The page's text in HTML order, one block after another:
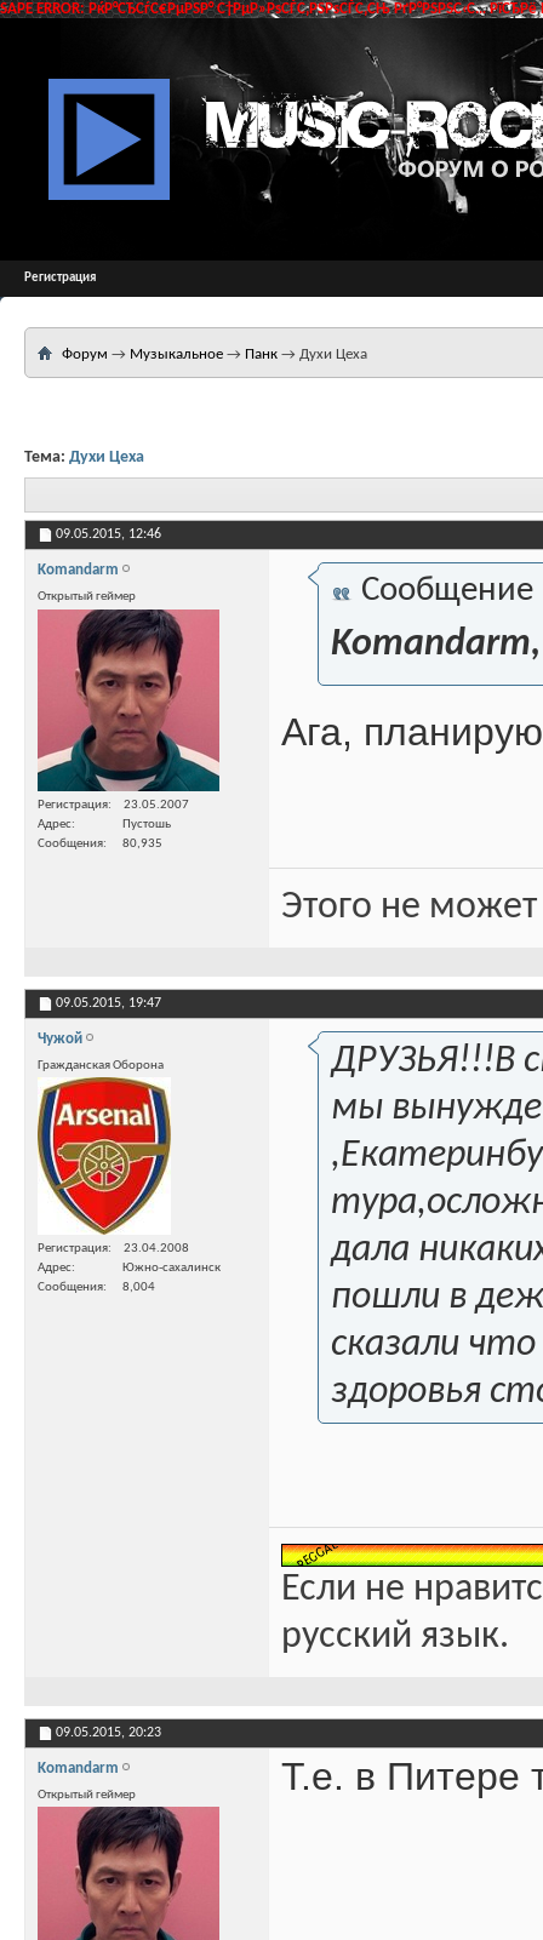
SAPE ERROR: РќР°СЂСѓС€РµРЅР° С†РµР»РѕСЃС‚РЅРѕСЃС‚СЊ РґР°РЅРЅС‹С…
Регистрация
Форум → Музыкальное → Панк → Духи Цеха
Тема: Духи Цеха
09.05.2015, 12:46
Komandarm
Открытый геймер
Регистрация
23.05.2007
Адрес
Пустошь
Сообщения
80,935
Сообщение
Komandarm,
Ага,
Этого не
09.05.2015, 19:47
Чужой
Гражданская Оборона
Регистрация
23.04.2008
Адрес
Южно-сахалинск
Сообщения
8,004
ДРУЗЬЯ!!!В
мы
дала
пошли в
сказали
здоровья
Если не
русский язык.
09.05.2015, 20:23
Komandarm
Открытый геймер Т.е. в Питере